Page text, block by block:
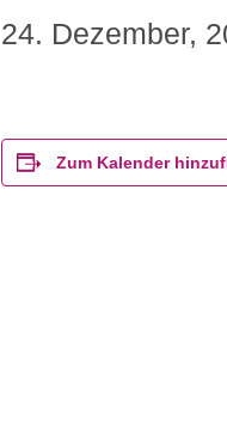
24. Dezember,
Zum Kalender